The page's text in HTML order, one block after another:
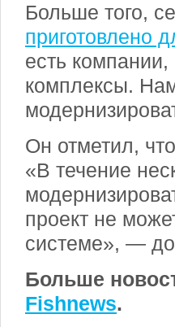
Больше того,
приготовлено
есть компании,
комплексы.
Он отметил,
«В течение
проект не
системе», —
Больше
Fishnews.